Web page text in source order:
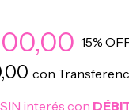
15%
con
interés con